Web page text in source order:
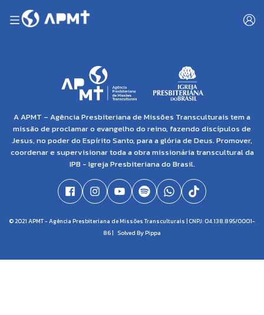
A APMT – Agência Presbiteriana de Missões Transculturais tem a
missão de proclamar o evangelho do reino, fazendo discípulos de
Jesus, no poder do Espírito Santo, para a glória de Deus. Promover,
coordenar e supervisionar toda a obra missionária transcultural da
IPB - Igreja Presbiteriana do Brasil.
© 2021 APMT - Agência Presbiteriana de Missões Transculturais | CNPJ: 04.138.895/0001-
86 | Solved By Pippa